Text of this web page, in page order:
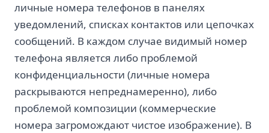
личные номера телефонов в панелях
уведомлений, списках контактов или цепочках
сообщений. В каждом случае видимый номер
телефона является либо проблемой
конфиденциальности (личные номера
раскрываются непреднамеренно), либо
проблемой композиции (коммерческие
номера загромождают чистое изображение). В